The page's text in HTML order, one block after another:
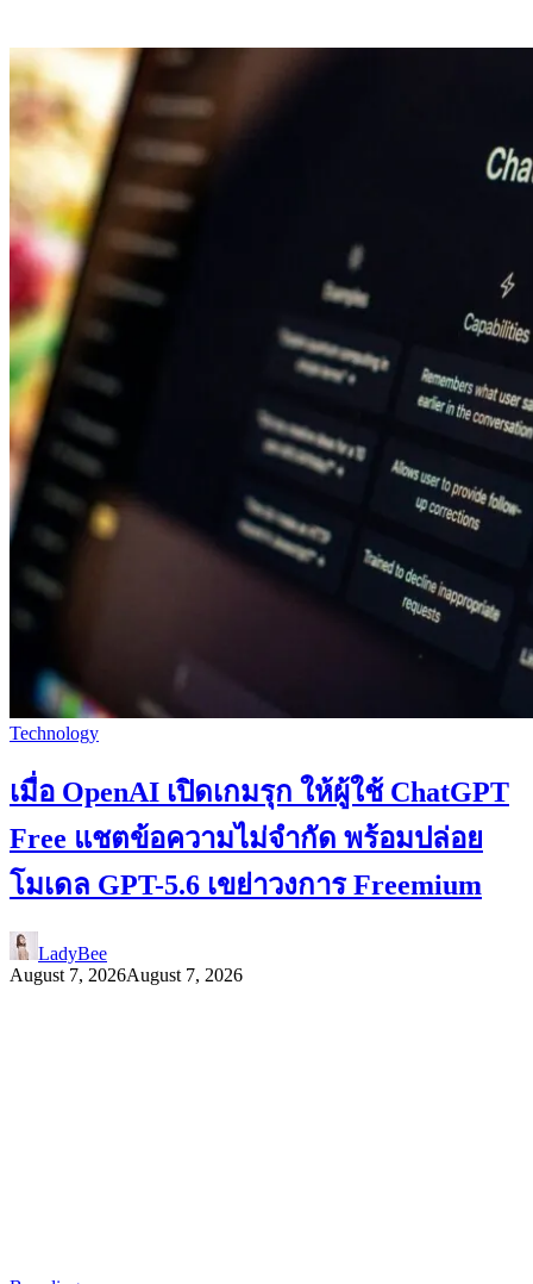
Technology
เมื่อ OpenAI เปิดเกมรุก ให้ผู้ใช้ ChatGPT
Free แชตข้อความไม่จำกัด พร้อมปล่อย
โมเดล GPT-5.6 เขย่าวงการ Freemium
LadyBee
August 7, 2026August 7, 2026